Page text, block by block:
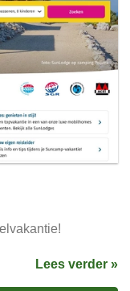
Lees verder »